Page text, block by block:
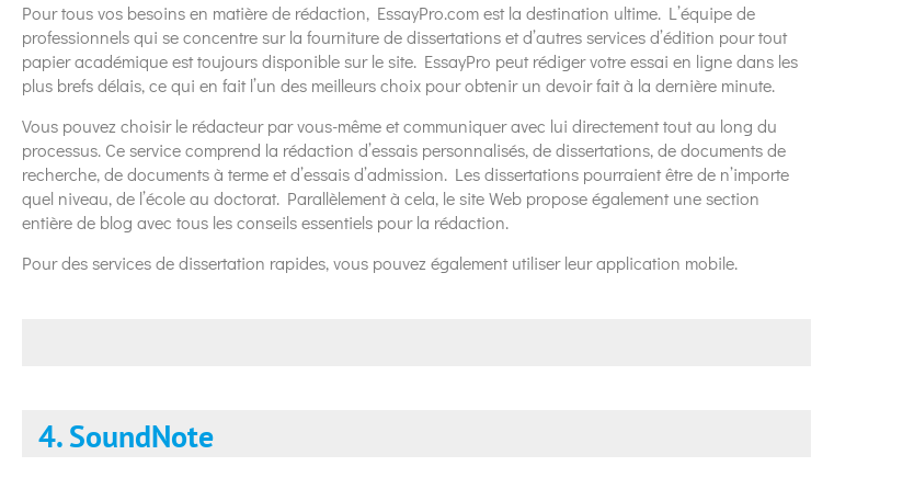
Pour tous vos besoins en matière de rédaction, EssayPro.com est la destination ultime. L’équipe de
professionnels qui se concentre sur la fourniture de dissertations et d’autres services d’édition pour tout
papier académique est toujours disponible sur le site. EssayPro peut rédiger votre essai en ligne dans les
plus brefs délais, ce qui en fait l’un des meilleurs choix pour obtenir un devoir fait à la dernière minute.
Vous pouvez choisir le rédacteur par vous-même et communiquer avec lui directement tout au long du
processus. Ce service comprend la rédaction d’essais personnalisés, de dissertations, de documents de
recherche, de documents à terme et d’essais d’admission. Les dissertations pourraient être de n’importe
quel niveau, de l’école au doctorat. Parallèlement à cela, le site Web propose également une section
entière de blog avec tous les conseils essentiels pour la rédaction.
Pour des services de dissertation rapides, vous pouvez également utiliser leur application mobile.
4. SoundNote